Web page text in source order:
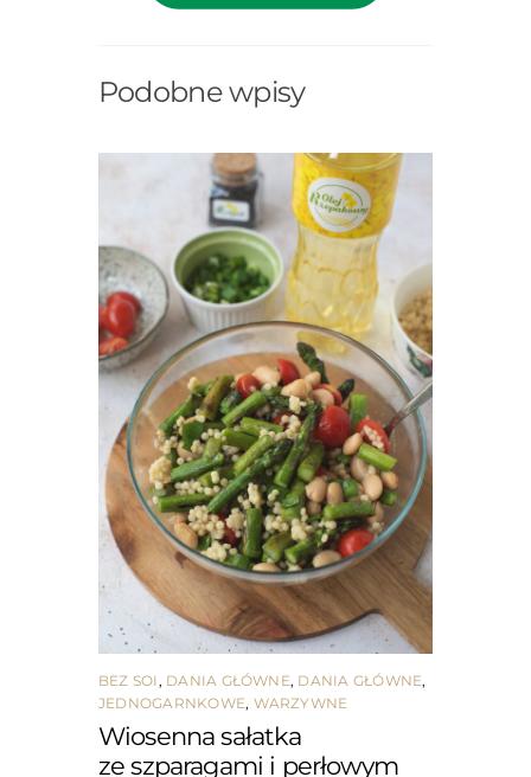
Podobne wpisy
BEZ SOI, DANIA GŁÓWNE, DANIA GŁÓWNE,
JEDNOGARNKOWE, WARZYWNE
Wiosenna sałatka
ze szparagami i perłowym